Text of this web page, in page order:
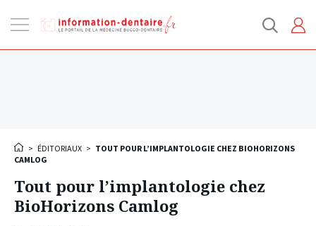
la
> ÉDITORIAUX > TOUT POUR L’IMPLANTOLOGIE CHEZ BIOHORIZONS
CAMLOG
Tout pour l’implantologie chez
BioHorizons Camlog